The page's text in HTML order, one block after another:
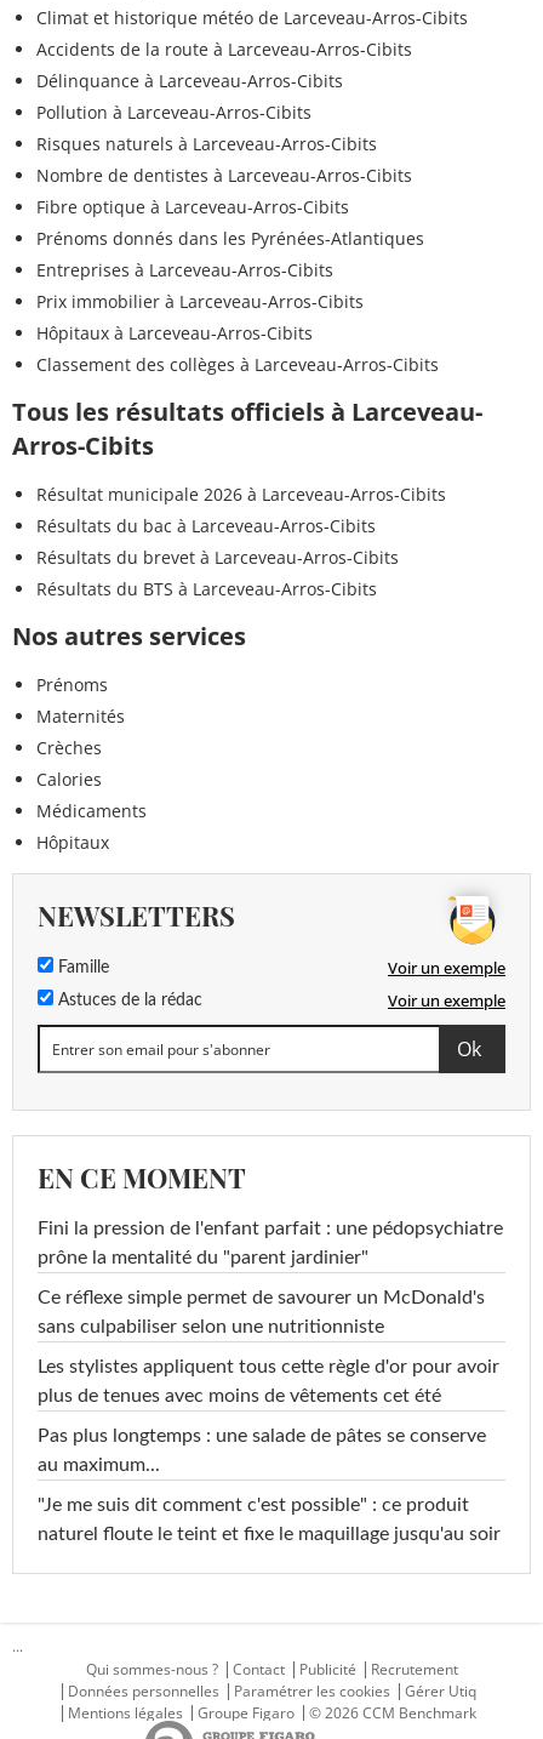
Climat et historique météo de Larceveau-Arros-Cibits
Accidents de la route à Larceveau-Arros-Cibits
Délinquance à Larceveau-Arros-Cibits
Pollution à Larceveau-Arros-Cibits
Risques naturels à Larceveau-Arros-Cibits
Nombre de dentistes à Larceveau-Arros-Cibits
Fibre optique à Larceveau-Arros-Cibits
Prénoms donnés dans les Pyrénées-Atlantiques
Entreprises à Larceveau-Arros-Cibits
Prix immobilier à Larceveau-Arros-Cibits
Hôpitaux à Larceveau-Arros-Cibits
Classement des collèges à Larceveau-Arros-Cibits
Tous les résultats officiels à Larceveau-
Arros-Cibits
Résultat municipale 2026 à Larceveau-Arros-Cibits
Résultats du bac à Larceveau-Arros-Cibits
Résultats du brevet à Larceveau-Arros-Cibits
Résultats du BTS à Larceveau-Arros-Cibits
Nos autres services
Prénoms
Maternités
Crèches
Calories
Médicaments
Hôpitaux
NEWSLETTERS
Famille Voir un exemple
Astuces de la rédac Voir un exemple
EN CE MOMENT
Fini la pression de l'enfant parfait : une pédopsychiatre
prône la mentalité du "parent jardinier"
Ce réflexe simple permet de savourer un McDonald's
sans culpabiliser selon une nutritionniste
Les stylistes appliquent tous cette règle d'or pour avoir
plus de tenues avec moins de vêtements cet été
Pas plus longtemps : une salade de pâtes se conserve
au maximum...
"Je me suis dit comment c'est possible" : ce produit
naturel floute le teint et fixe le maquillage jusqu'au soir
...
Qui sommes-nous ?
Contact Publicité
Recrutement
Données personnelles
Paramétrer les cookies
Gérer Utiq
Mentions légales
Groupe Figaro © 2026 CCM Benchmark